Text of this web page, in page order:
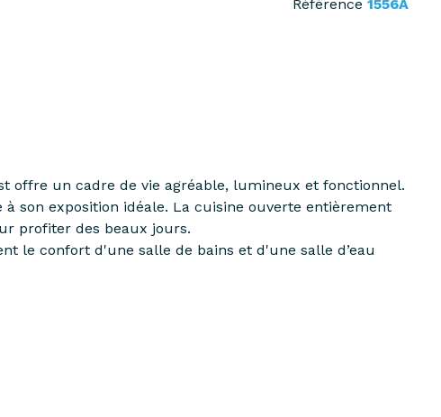
Référence 1556A
offre un cadre de vie agréable, lumineux et fonctionnel.
son exposition idéale. La cuisine ouverte entièrement
profiter des beaux jours.
le confort d'une salle de bains et d'une salle d’eau